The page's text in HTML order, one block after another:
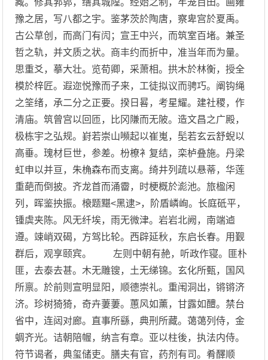
臧。修其郛郭，缮其城隍。经始之制，牢笼百田。画雍
豫之居，写八都之宇。鉴茅茨於陶唐，察卑宫於夏禹。
古公草创，而高门有闶；宣王中兴，而筑室百堵。兼圣
哲之轨，并文质之状。商丰约而折中，准当年而为量。
思重爻，摹大壮。览荀卿，采萧相。拱木於林衡，授全
模於梓匠。遐迩悦豫而子来，工徒拟议而骋巧。阐钩绳
之筌绪，承二分之正要。揆日晷，考星耀。建社稷，作
清庙。筑曾宫以回匝，比冈隒而无陂。造文昌之广殿，
极栋宇之弘规。崶若崇山嚬起以崔嵬，髧若玄云舒蜺以
高垂。瑰材巨世，参差。枌橑衤复结，栾栌叠施。丹梁
虹申以并亘，朱桷森布而支离。绮井列疏以悬蒂，华莲
重葩而倒披。齐龙首而涌霤，时梗概於滮池。旅楹闲
列，晖鉴抰振。榱题黮<黑逮>，阶盾嶙峋。长庭砥平，
锺虡夹陈。风无纤埃，雨无微津。岩岩北阙，南端逌
遵。竦峭双碣，方驾比轮。西辟延秋，东启长春。用觐
群后，观享颐宾。 左则中朝有赩，听政作寝。匪朴
匪，去泰去甚。木无雕锼，土无绨锦。玄化所甄，国风
所禀。於前则宣明显阳，顺德崇礼。重闱洞出，锵锵济
济。珍树猗猗，奇卉萋萋。蕙风如薰，甘露如醴。禁台
省中，连闼对廊。直事所繇，典刑所藏。蔼蔼列侍，金
蜩齐光。诘朝陪幄，纳言有章。亚以柱後，执法内侍。
符节谒者，典玺储吏。膳夫有官，药剂有司。肴醳顺